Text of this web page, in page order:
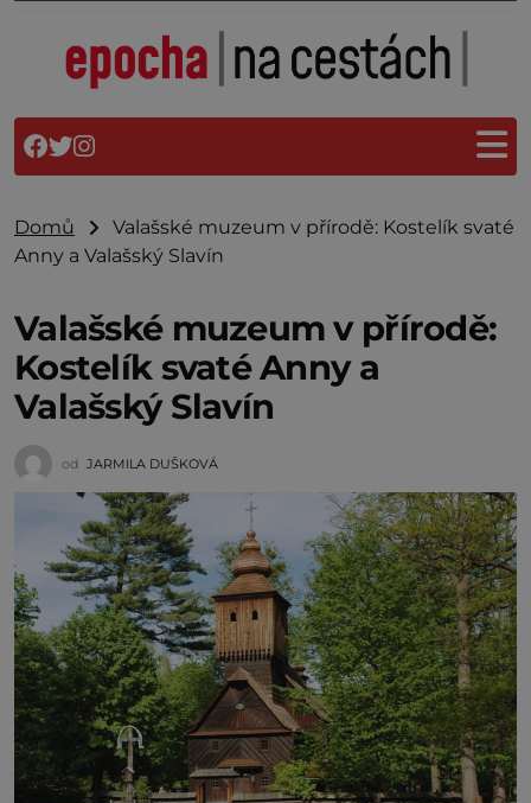
Domů
Valašské muzeum v přírodě: Kostelík svaté
Anny a Valašský Slavín
Valašské muzeum v přírodě:
Kostelík svaté Anny a
Valašský Slavín
od JARMILA DUŠKOVÁ